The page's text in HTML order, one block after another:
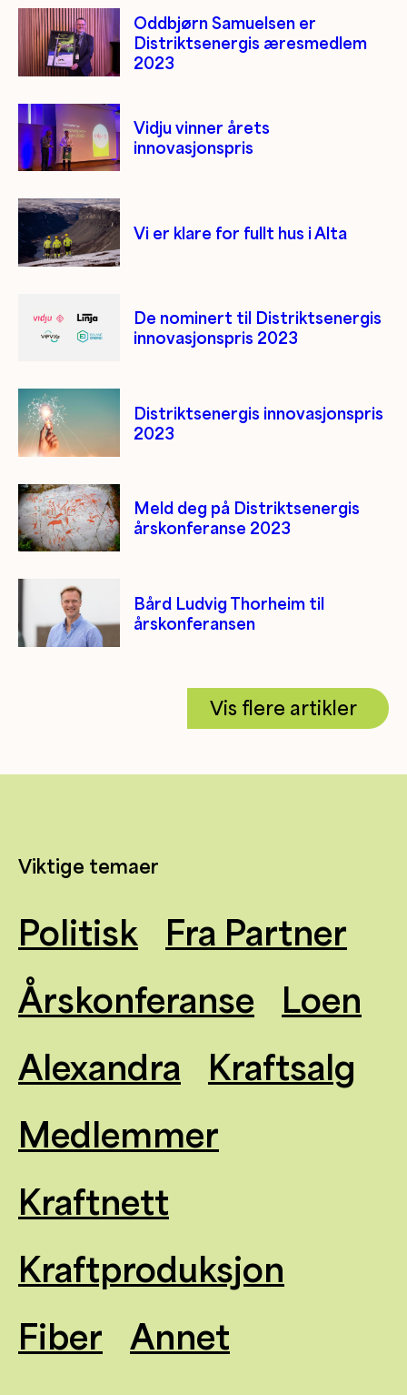
Oddbjørn Samuelsen er
Distriktsenergis æresmedlem
2023
Vidju vinner årets
innovasjonspris
Vi er klare for fullt hus i Alta
De nominert til Distriktsenergis
innovasjonspris 2023
Distriktsenergis innovasjonspris
2023
Meld deg på Distriktsenergis
årskonferanse 2023
Bård Ludvig Thorheim til
årskonferansen
Vis flere artikler
Viktige temaer
Politisk
Fra Partner
Årskonferanse
Loen
Alexandra
Kraftsalg
Medlemmer
Kraftnett
Kraftproduksjon
Fiber
Annet